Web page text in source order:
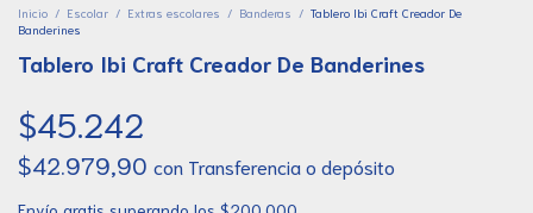
Inicio / Escolar / Extras escolares / Banderas / Tablero Ibi Craft Creador De
Banderines
Tablero Ibi Craft Creador De Banderines
$45.242
$42.979,90 con Transferencia o depósito